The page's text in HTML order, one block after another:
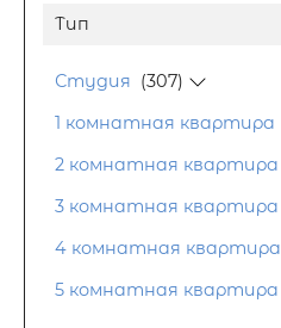
Тип
Студия (307)
1 комнатная квартира
2 комнатная квартира
3 комнатная квартира
4 комнатная квартира
5 комнатная квартира